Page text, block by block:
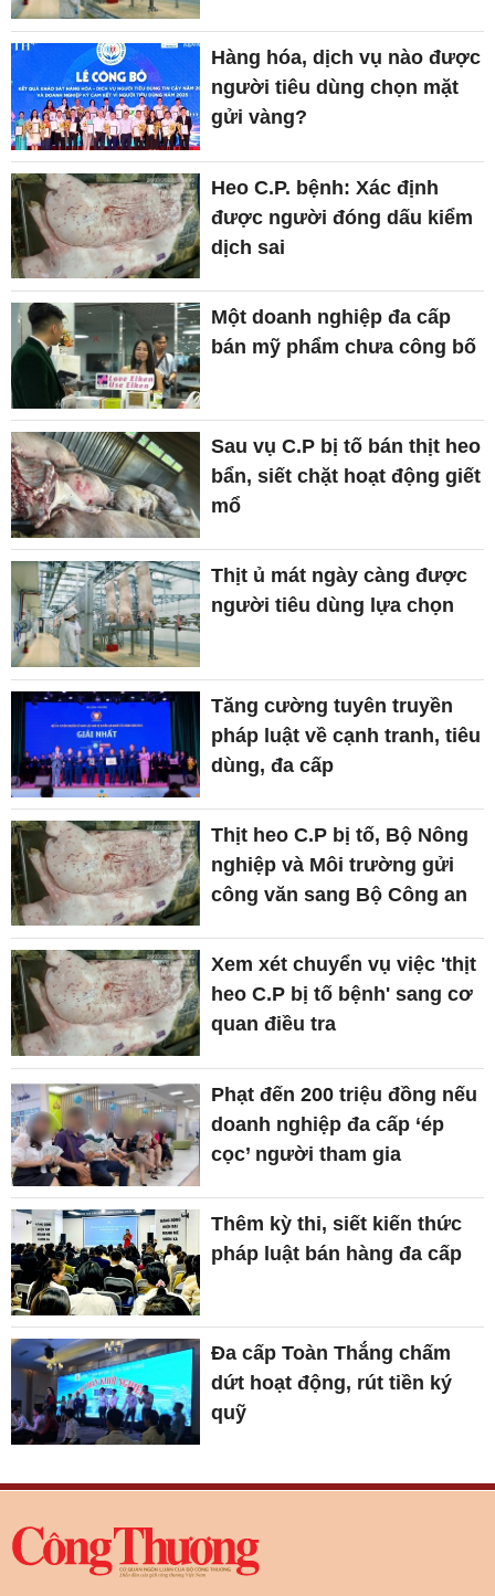
Hàng hóa, dịch vụ nào được
người tiêu dùng chọn mặt
gửi vàng?
Heo C.P. bệnh: Xác định
được người đóng dấu kiểm
dịch sai
Một doanh nghiệp đa cấp
bán mỹ phẩm chưa công bố
Sau vụ C.P bị tố bán thịt heo
bẩn, siết chặt hoạt động giết
mổ
Thịt ủ mát ngày càng được
người tiêu dùng lựa chọn
Tăng cường tuyên truyền
pháp luật về cạnh tranh, tiêu
dùng, đa cấp
Thịt heo C.P bị tố, Bộ Nông
nghiệp và Môi trường gửi
công văn sang Bộ Công an
Xem xét chuyển vụ việc 'thịt
heo C.P bị tố bệnh' sang cơ
quan điều tra
Phạt đến 200 triệu đồng nếu
doanh nghiệp đa cấp ‘ép
cọc’ người tham gia
Thêm kỳ thi, siết kiến thức
pháp luật bán hàng đa cấp
Đa cấp Toàn Thắng chấm
dứt hoạt động, rút tiền ký
quỹ